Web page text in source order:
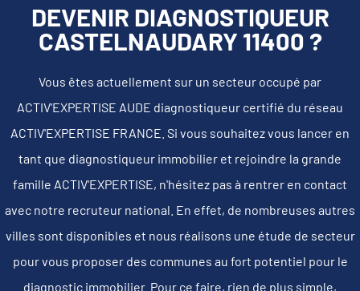
DEVENIR DIAGNOSTIQUEUR
CASTELNAUDARY 11400 ?
Vous êtes actuellement sur un secteur occupé par
ACTIV'EXPERTISE AUDE diagnostiqueur certifié du réseau
ACTIV'EXPERTISE FRANCE. Si vous souhaitez vous lancer en
tant que diagnostiqueur immobilier et rejoindre la grande
famille ACTIV'EXPERTISE, n'hésitez pas à rentrer en contact
avec notre recruteur national. En effet, de nombreuses autres
villes sont disponibles et nous réalisons une étude de secteur
pour vous proposer des communes au fort potentiel pour le
diagnostic immobilier. Pour ce faire, rien de plus simple,